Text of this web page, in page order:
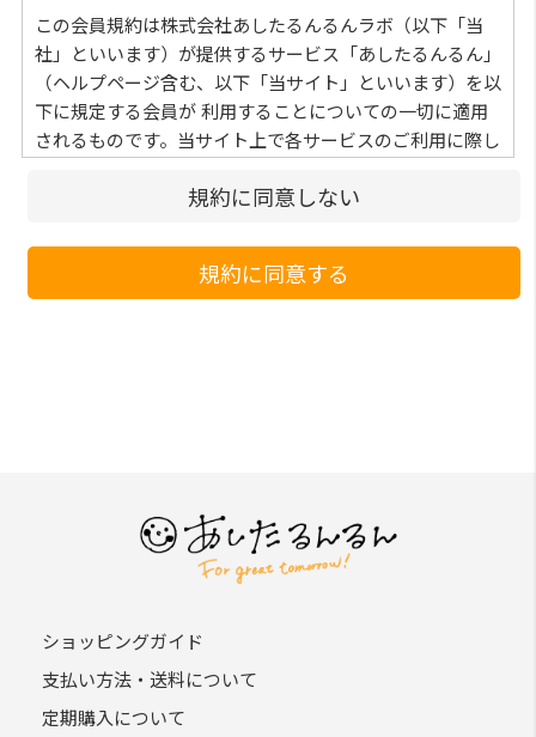
この会員規約は株式会社あしたるんるんラボ（以下「当
社」といいます）が提供するサービス「あしたるんるん」
（ヘルプページ含む、以下「当サイト」といいます）を以
下に規定する会員が 利⽤することについての⼀切に適⽤
されるものです。当サイト上で各サービスのご利⽤に際し
り、それらすべてを含めたものが利⽤規約となっておりま
ついては、当サイトのサポート範囲外となる為、各リンク
先の規約に従うものとします）
第3条（会員のみなさまへの通知）
本規約の変更のケース以外に当社が必要と判断した場合、
当社は、会員に対し随時必要な事項を通知します。
通知したものとみなします。
第4条（会員登録）
当サイトにおいてのご購入には会員登録が必要になりま
規約に同意しない
規約に同意する
ショッピングガイド
支払い方法・送料について
定期購入について